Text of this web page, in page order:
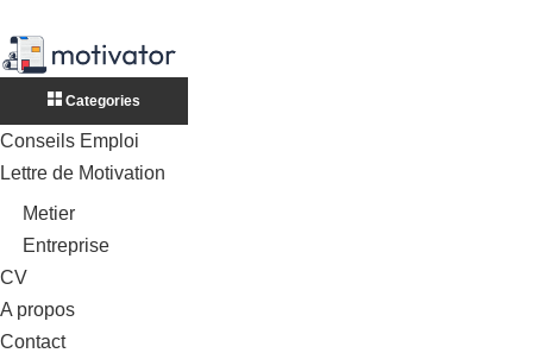
Categories
Conseils Emploi
Lettre de Motivation
Metier
Entreprise
CV
A propos
Contact